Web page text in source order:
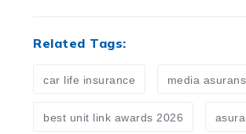
Related Tags:
car life insurance media
best unit link awards 2026